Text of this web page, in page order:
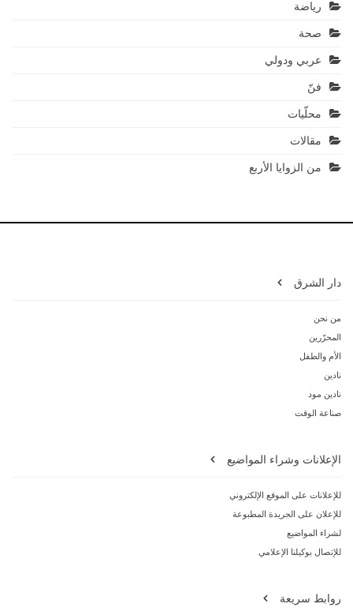
رياضة
صحة
عربي ودولي
فنّ
محلّيات
مقالات
من الزوايا الأربع
دار الشرق
من نحن
المحرّرين
الأم والطفل
نادين
نادين مود
صناعة الوقت
الإعلانات وشراء المواضيع
للإعلانات على الموقع الإلكتروني
للإعلان على الجريدة المطبوعة
لشراء المواضيع
للإتصال بوكيلنا الإعلامي
روابط سريعة